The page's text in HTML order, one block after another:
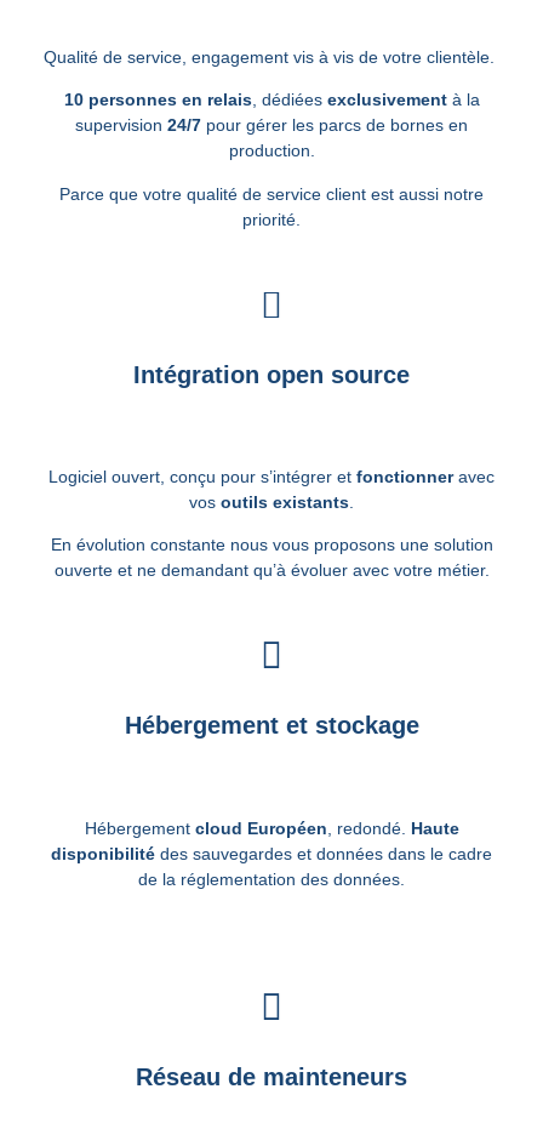
Qualité de service, engagement vis à vis de votre clientèle.
10 personnes en relais, dédiées exclusivementà la
supervision 24/7 pour gérer les parcs de bornes en
production.
Parce que votre qualité de service client est aussi notre
priorité.
Intégration open source
Logiciel ouvert, conçu pour s’intégrer et fonctionneravec
vos outils existants
En évolution constante nous vous proposons une solution
ouverte et ne demandant qu’à évoluer avec votre métier.
Hébergement et stockage
Hébergement cloud Européen , redondé. Haute
disponibilité des sauvegardes et données dans le cadre
de la réglementation des données.
Réseau de mainteneurs